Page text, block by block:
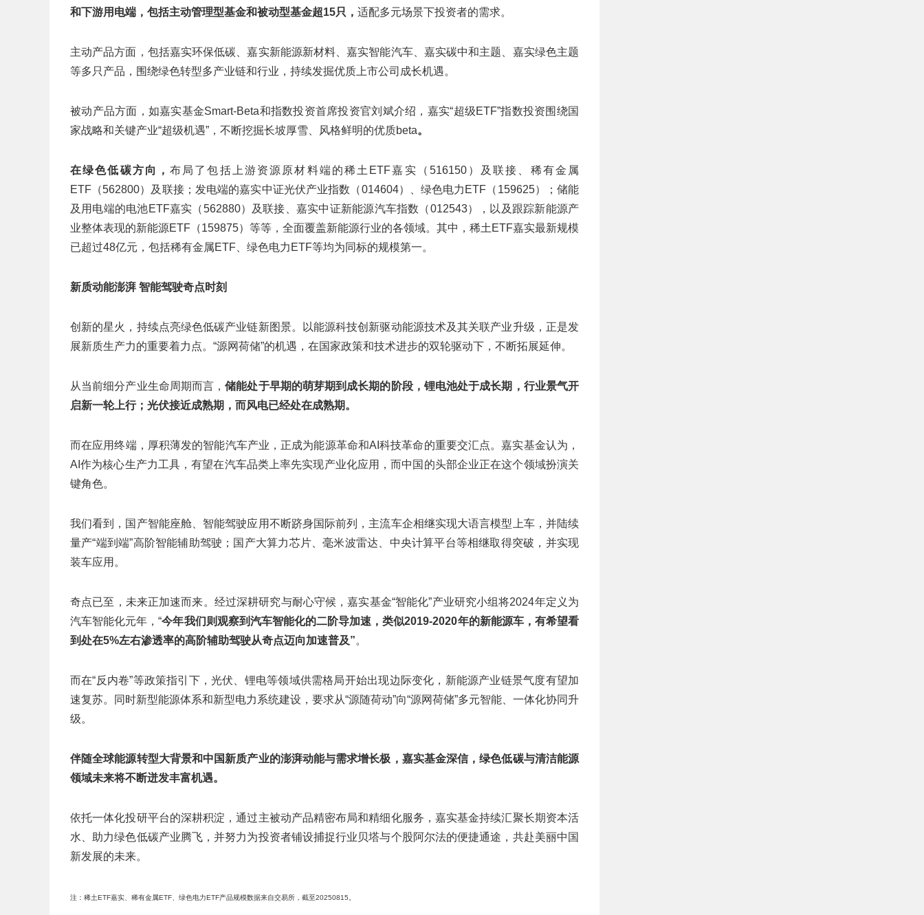
和下游用电端，包括主动管理型基金和被动型基金超15只， 适配多元场景下投资者的需求。
主动产品方面，包括嘉实环保低碳、嘉实新能源新材料、嘉实智能汽车、嘉实碳中和主题、嘉实绿色主题
等多只产品，围绕绿色转型多产业链和行业，持续发掘优质上市公司成长机遇。
被动产品方面，如嘉实基金Smart-Beta和指数投资首席投资官刘斌介绍，嘉实“超级ETF”指数投资围绕国
家战略和关键产业“超级机遇”，不断挖掘长坡厚雪、风格鲜明的优质beta。
在绿色低碳方向，布局了包括上游资源原材料端的稀土ETF嘉实（516150）及联接、稀有金属
ETF（562800）及联接；发电端的嘉实中证光伏产业指数（014604）、绿色电力ETF（159625）；储能
及用电端的电池ETF嘉实（562880）及联接、嘉实中证新能源汽车指数（012543），以及跟踪新能源产
业整体表现的新能源ETF（159875）等等，全面覆盖新能源行业的各领域。其中，稀土ETF嘉实最新规模
已超过48亿元，包括稀有金属ETF、绿色电力ETF等均为同标的规模第一。
新质动能澎湃 智能驾驶奇点时刻
创新的星火，持续点亮绿色低碳产业链新图景。以能源科技创新驱动能源技术及其关联产业升级，正是发
展新质生产力的重要着力点。“源网荷储”的机遇，在国家政策和技术进步的双轮驱动下，不断拓展延伸。
从当前细分产业生命周期而言，储能处于早期的萌芽期到成长期的阶段，锂电池处于成长期，行业景气开
启新一轮上行；光伏接近成熟期，而风电已经处在成熟期。
而在应用终端，厚积薄发的智能汽车产业，正成为能源革命和AI科技革命的重要交汇点。嘉实基金认为，
AI作为核心生产力工具，有望在汽车品类上率先实现产业化应用，而中国的头部企业正在这个领域扮演关
键角色。
我们看到，国产智能座舱、智能驾驶应用不断跻身国际前列，主流车企相继实现大语言模型上车，并陆续
量产“端到端”高阶智能辅助驾驶；国产大算力芯片、毫米波雷达、中央计算平台等相继取得突破，并实现
装车应用。
奇点已至，未来正加速而来。经过深耕研究与耐心守候，嘉实基金“智能化”产业研究小组将2024年定义为
汽车智能化元年，“今年我们则观察到汽车智能化的二阶导加速，类似2019-2020年的新能源车，有希望看
到处在5%左右渗透率的高阶辅助驾驶从奇点迈向加速普及”。
而在“反内卷”等政策指引下，光伏、锂电等领域供需格局开始出现边际变化，新能源产业链景气度有望加
速复苏。同时新型能源体系和新型电力系统建设，要求从“源随荷动”向“源网荷储”多元智能、一体化协同升
级。
伴随全球能源转型大背景和中国新质产业的澎湃动能与需求增长极，嘉实基金深信，绿色低碳与清洁能源
领域未来将不断迸发丰富机遇。
依托一体化投研平台的深耕积淀，通过主被动产品精密布局和精细化服务，嘉实基金持续汇聚长期资本活
水、助力绿色低碳产业腾飞，并努力为投资者铺设捕捉行业贝塔与个股阿尔法的便捷通途，共赴美丽中国
新发展的未来。
注：稀土ETF嘉实、稀有金属ETF、绿色电力ETF产品规模数据来自交易所，截至20250815。